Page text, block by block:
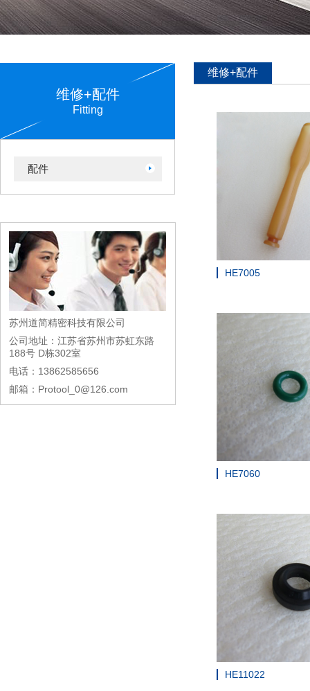
维修+配件
Fitting
配件
苏州道简精密科技有限公司
公司地址：江苏省苏州市苏虹东路
188号 D栋302室
电话：13862585656
邮箱：Protool_0@126.com
维修+配件
HE7005
HE7060
HE11022